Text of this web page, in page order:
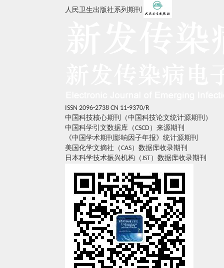
人民卫生出版社系列期刊
ISSN 2096-2738 CN 11-9370/R
中国科技核心期刊（中国科技论文统计源期刊）
中国科学引文数据库（CSCD）来源期刊
《中国学术期刊影响因子年报》统计源期刊
美国化学文摘社（CAS）数据库收录期刊
日本科学技术振兴机构（JST）数据库收录期刊